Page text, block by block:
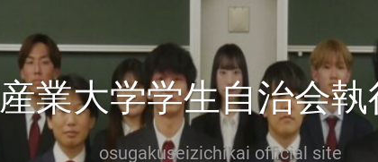
業大学学生自治会
osugakuseizichikai official site